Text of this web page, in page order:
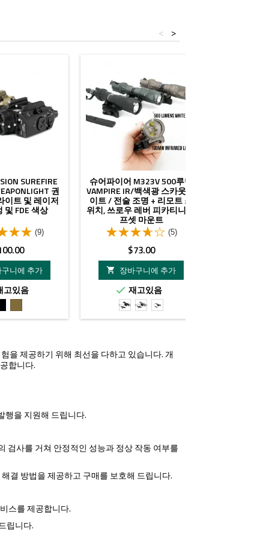
>
<
SUREFIRE
권
이트 및 레이저
및 FDE 색상
(9)
니에 추가
고있음
슈어파이어 M323V 500루멘
VAMPIRE IR/백색광 스카웃 라
이트 / 전술 조명 + 리모트 스
위치, 쓰로우 레버 피카티니 오
프셋 마운트
(5)
가
격
$73.00

장바구니에 추가
 재고있음
검
은
FDE회
색
을 제공하기 위해 최선을 다하고 있습니다. 개
합니다.
행을 지원해 드립니다.
검사를 거쳐 안정적인 성능과 정상 작동 여부를
결 방법을 제공하고 구매를 보호해 드립니다.
스를 제공합니다.
립니다.